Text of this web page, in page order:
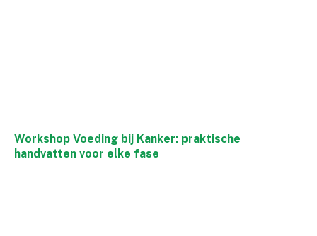
Workshop Voeding bij Kanker: praktische
handvatten voor elke fase